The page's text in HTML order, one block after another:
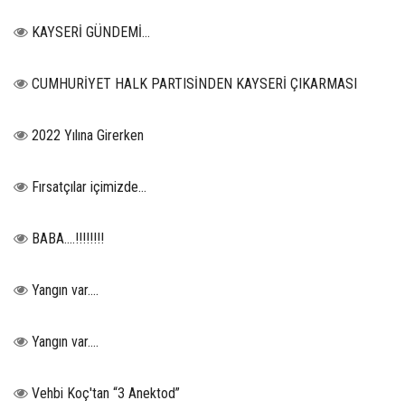
KAYSERİ GÜNDEMİ…
CUMHURİYET HALK PARTISİNDEN KAYSERİ ÇIKARMASI
2022 Yılına Girerken
Fırsatçılar içimizde…
BABA....!!!!!!!!
Yangın var….
Yangın var….
Vehbi Koç'tan “3 Anektod”